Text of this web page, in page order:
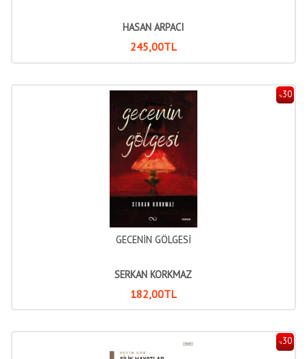
HASAN ARPACI
245,00TL
%30
GECENİN GÖLGESİ
SERKAN KORKMAZ
182,00TL
%30